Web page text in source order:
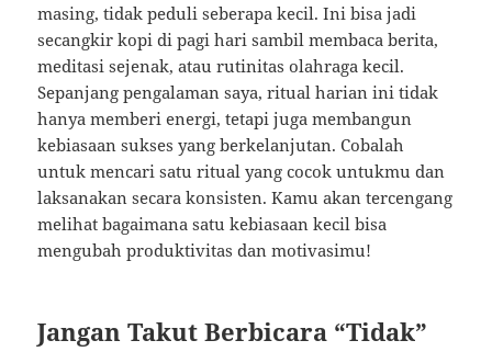
masing, tidak peduli seberapa kecil. Ini bisa jadi
secangkir kopi di pagi hari sambil membaca berita,
meditasi sejenak, atau rutinitas olahraga kecil.
Sepanjang pengalaman saya, ritual harian ini tidak
hanya memberi energi, tetapi juga membangun
kebiasaan sukses yang berkelanjutan. Cobalah
untuk mencari satu ritual yang cocok untukmu dan
laksanakan secara konsisten. Kamu akan tercengang
melihat bagaimana satu kebiasaan kecil bisa
mengubah produktivitas dan motivasimu!
Jangan Takut Berbicara “Tidak”